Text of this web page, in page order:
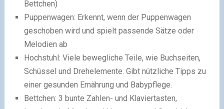
Bettchen)
Puppenwagen: Erkennt, wenn der Puppenwagen
geschoben wird und spielt passende Sätze oder
Melodien ab
Hochstuhl: Viele bewegliche Teile, wie Buchseiten,
Schüssel und Drehelemente. Gibt nützliche Tipps zu
einer gesunden Ernährung und Babypflege.
Bettchen: 3 bunte Zahlen- und Klaviertasten,